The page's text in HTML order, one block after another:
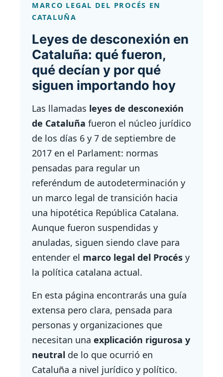
MARCO LEGAL DEL PROCÉS EN
CATALUÑA
Leyes de desconexión en
Cataluña: qué fueron,
qué decían y por qué
siguen importando hoy
Las llamadas leyes de desconexión
de Cataluña fueron el núcleo jurídico
de los días 6 y 7 de septiembre de
2017 en el Parlament: normas
pensadas para regular un
referéndum de autodeterminación y
un marco legal de transición hacia
una hipotética República Catalana.
Aunque fueron suspendidas y
anuladas, siguen siendo clave para
entender el marco legal del Procés y
la política catalana actual.
En esta página encontrarás una guía
extensa pero clara, pensada para
personas y organizaciones que
necesitan una explicación rigurosa y
neutral de lo que ocurrió en
Cataluña a nivel jurídico y político.